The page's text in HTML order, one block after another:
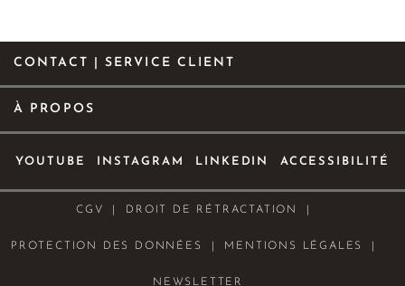
CONTACT | SERVICE CLIENT
CGV DROIT DE RÉTRACTATION
PROTECTION DES DONNÉES MENTIONS LÉGALES
NEWSLETTER
À PROPOS
YOUTUBE INSTAGRAM LINKEDIN ACCESSIBILITÉ